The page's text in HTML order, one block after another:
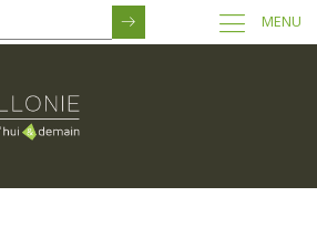
MENU